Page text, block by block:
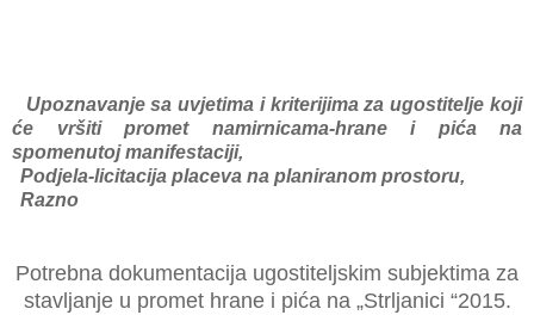
Upoznavanje sa uvjetima i kriterijima za ugostitelje koji
će vršiti promet namirnicama-hrane i pića na
spomenutoj manifestaciji,
Podjela-licitacija placeva na planiranom prostoru,
Razno
Potrebna dokumentacija ugostiteljskim subjektima za
stavljanje u promet hrane i pića na „Strljanici “2015.